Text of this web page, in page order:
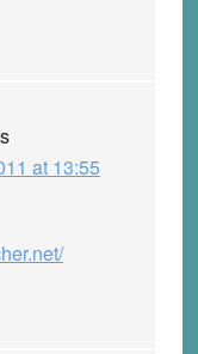
at 13:55